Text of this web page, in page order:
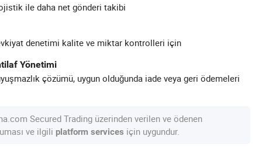
ile daha net gönderi takibi
denetimi kalite ve miktar kontrolleri için
Yönetimi
çözümü, uygun olduğunda iade veya geri ödemeleri
Secured Trading üzerinden verilen ve ödenen
ve ilgili platform services için uygundur.